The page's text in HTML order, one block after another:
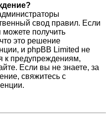
свод правил. Если
получить
это решение
и phpBB Limited не
к предупреждениям,
Если вы не знаете, за
свяжитесь с